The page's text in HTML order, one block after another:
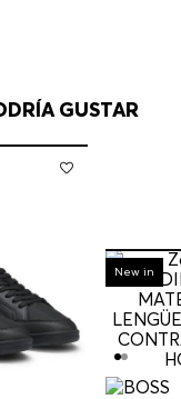
GUSTAR
-30%
New in